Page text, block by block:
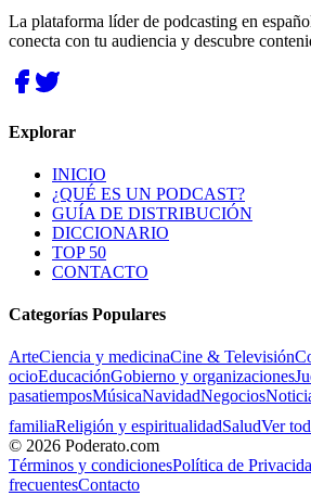
La plataforma líder de podcasting en
conecta con tu audiencia y descubre
Explorar
INICIO
¿QUÉ ES UN PODCAST?
GUÍA DE DISTRIBUCIÓN
DICCIONARIO
TOP 50
CONTACTO
Categorías Populares
ArteCiencia y medicinaCine & Televisión
ocioEducaciónGobierno y organizaciones
pasatiemposMúsicaNavidadNegocios
familiaReligión y espiritualidadSaludVer
© 2026 Poderato.com
Términos y condicionesPolítica de
frecuentesContacto